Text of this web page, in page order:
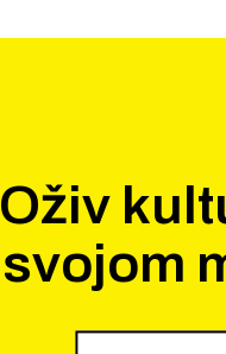
Oživ
svojom